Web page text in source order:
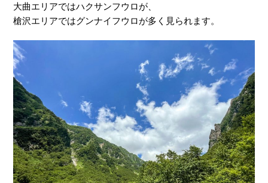
大曲エリアではハクサンフウロが、
槍沢エリアではグンナイフウロが多く見られます。